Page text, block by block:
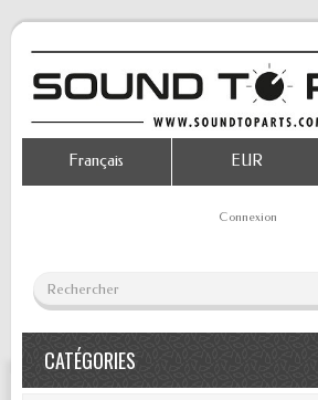
Connexion
EUR
Français
CATÉGORIES